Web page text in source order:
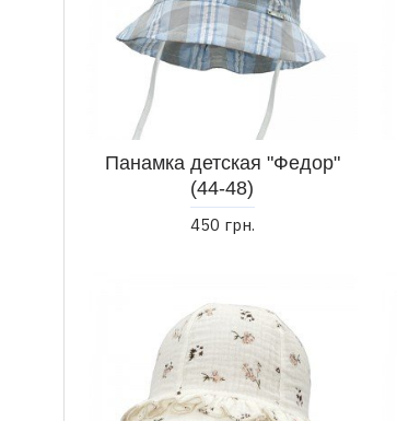
Панамка детская "Федор"
(44-48)
450 грн.